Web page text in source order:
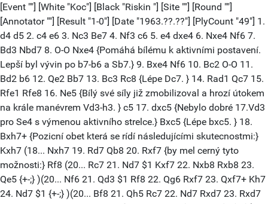
[Event ""] [White "Koc"] [Black "Riskin "] [Site ""] [Round ""]
[Annotator ""] [Result "1-0"] [Date "1963.??.??"] [PlyCount "49"] 1.
d4 d5 2. c4 e6 3. Nc3 Be7 4. Nf3 c6 5. e4 dxe4 6. Nxe4 Nf6 7.
Bd3 Nbd7 8. O-O Nxe4 {Pomáhá bílému k aktivními postavení.
Lepší byl vývin po b7-b6 a Sb7.} 9. Bxe4 Nf6 10. Bc2 O-O 11.
Bd2 b6 12. Qe2 Bb7 13. Bc3 Rc8 {Lépe Dc7. } 14. Rad1 Qc7 15.
Rfe1 Rfe8 16. Ne5 {Bílý své síly již zmobilizoval a hrozí útokem
na krále manévrem Vd3-h3. } c5 17. dxc5 {Nebylo dobré 17.Vd3
pro Se4 s výmenou aktivního strelce.} Bxc5 {Lépe bxc5. } 18.
Bxh7+ {Pozicní obet která se rídí následujícími skutecnostmi:}
Kxh7 (18... Nxh7 19. Rd7 Qb8 20. Rxf7 {by mel cerný tyto
možnosti:} Rf8 (20... Rc7 21. Nd7 $1 Kxf7 22. Nxb8 Rxb8 23.
Qe5 {+-;} )(20... Nf6 21. Qd3 $1 Rf8 22. Qg6 Rxf7 23. Qxf7+ Kh7
24. Nd7 $1 {+-;} )(20... Bf8 21. Qh5 Rc7 22. Nd7 Rxd7 23. Rxd7